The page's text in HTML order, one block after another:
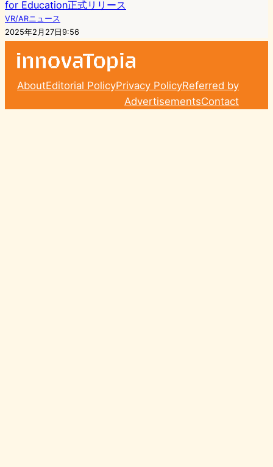
for Education正式リリース
VR/ARニュース
2025年2月27日9:56
AboutEditorial PolicyPrivacy PolicyReferred by
AdvertisementsContact